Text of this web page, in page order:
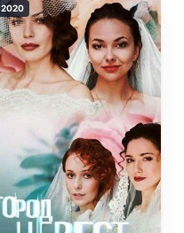
2020